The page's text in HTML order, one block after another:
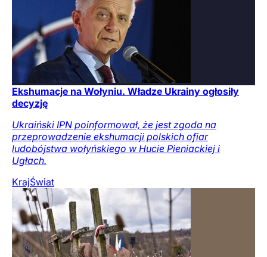
Ekshumacje na Wołyniu. Władze Ukrainy ogłosiły
decyzję
Ukraiński IPN poinformował, że jest zgoda na
przeprowadzenie ekshumacji polskich ofiar
ludobójstwa wołyńskiego w Hucie Pieniackiej i
Ugłach.
KrajŚwiat